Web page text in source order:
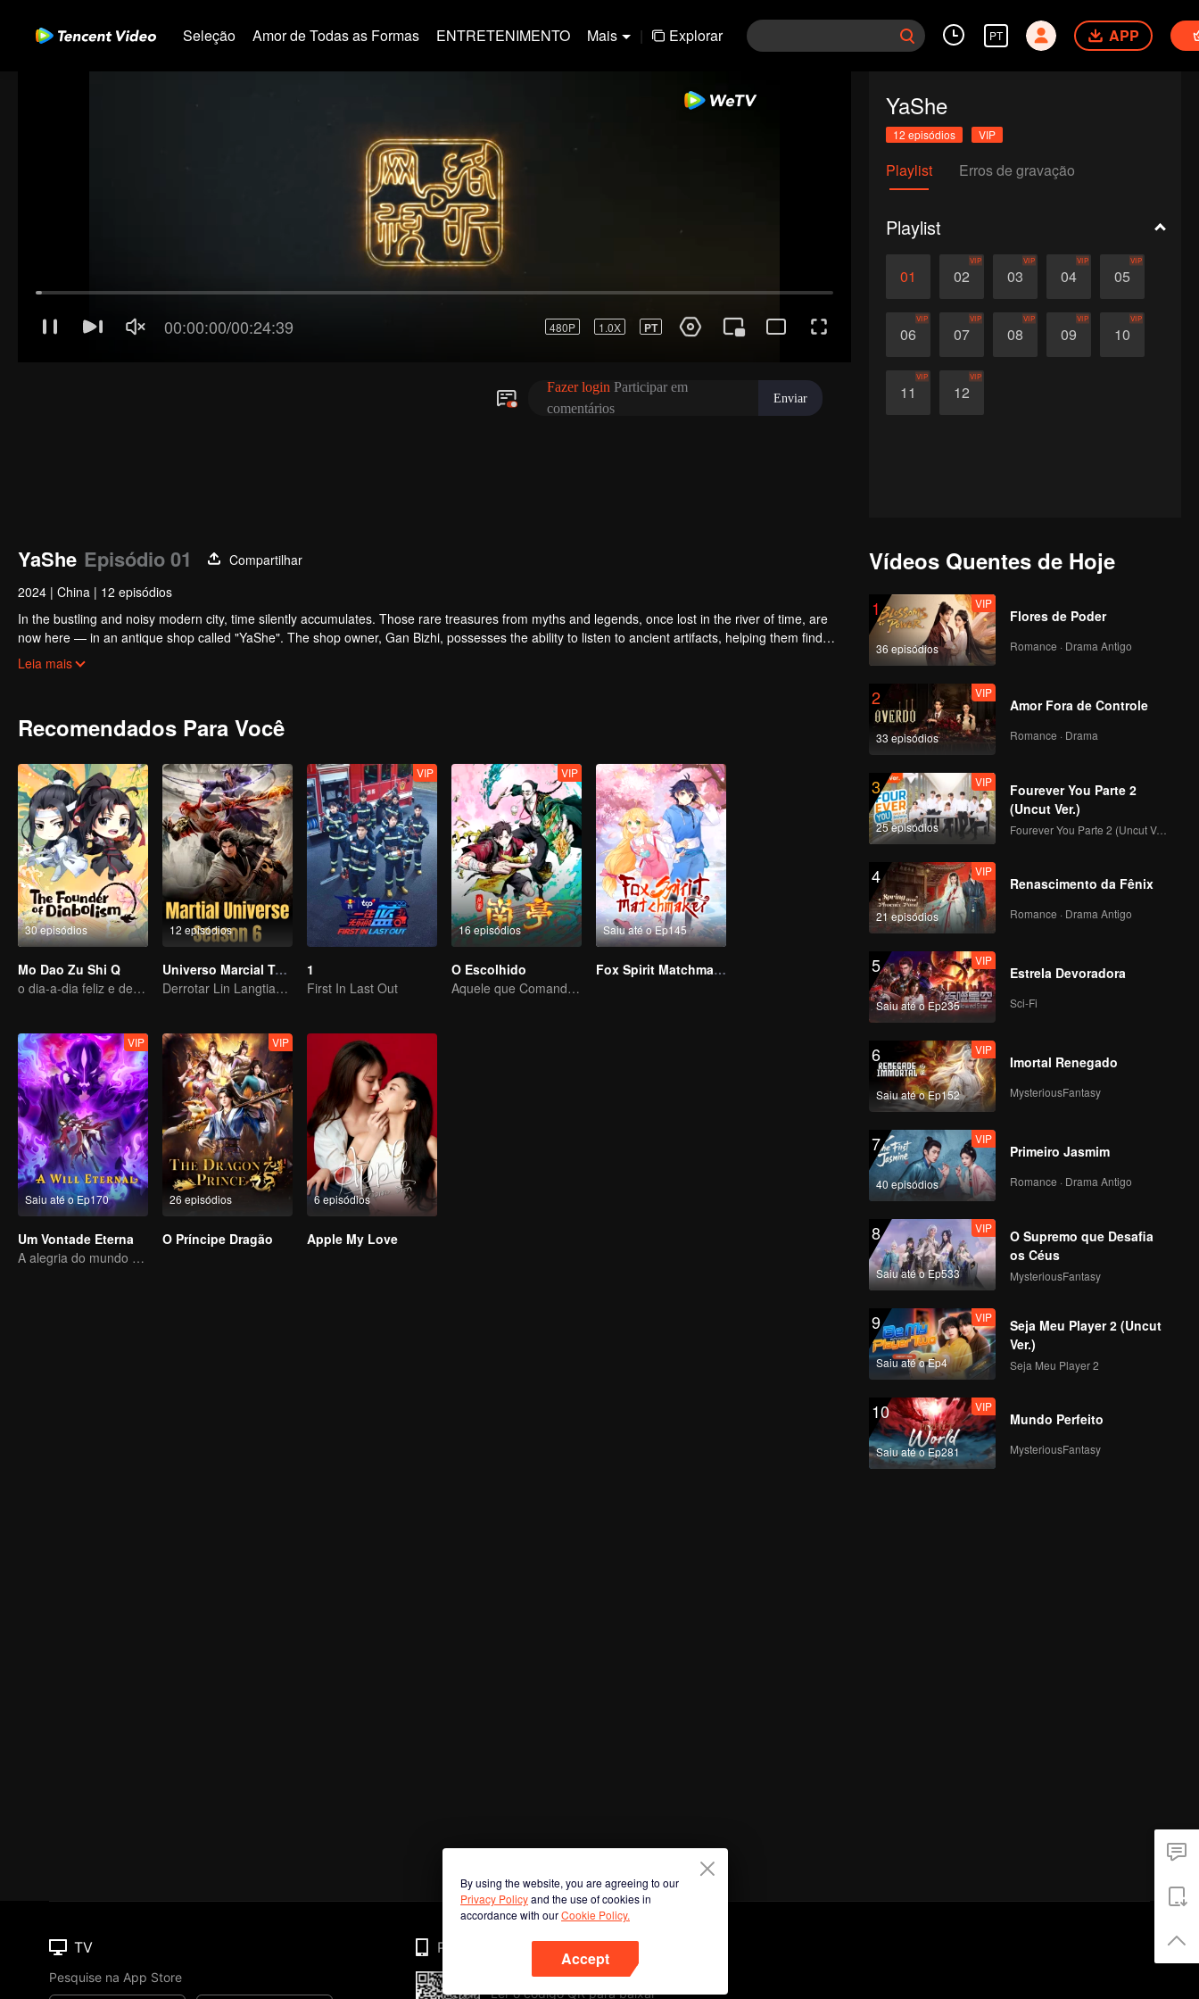
Seleção Amor de Todas as Formas ENTRETENIMENTO Mais | Explorar PT APP
YaShe
12 episódios VIP
Playlist Erros de gravação
Playlist
01 02
VIP
03
VIP
04
VIP
05
VIP
06
VIP
07
VIP
08
VIP
09
VIP
10
VIP
11
VIP
12
VIP
YaShe Episódio 01
Compartilhar
2024 | China | 12 episódios
In the bustling and noisy modern city, time silently accumulates. Those rare treasures from myths and legends, once lost in the river of time, are
now here — in an antique shop called "YaShe". The shop owner, Gan Bizhi, possesses the ability to listen to ancient artifacts, helping them find
their destined owners and fulfill their long-held wishes. He befriends a warm-hearted doctor, Su Beilu, and they become close friends. Only the
Leia mais
Recomendados Para Você
30 episódios
Mo Dao Zu Shi Q
o dia-a-dia feliz e descansado
12 episódios
Universo Marcial Temporada 6
Derrotar Lin Langtian, ascender ao campeonato.
VIP
1
First In Last Out
16 episódios
VIP
O Escolhido
Aquele que Comanda os Céus — Que Comece a Batalha!
Saiu até o Ep145
Fox Spirit Matchmaker
Saiu até o Ep170
VIP
Um Vontade Eterna
A alegria do mundo do cultivo da imortalidade está de volta!
26 episódios
VIP
O Príncipe Dragão
6 episódios
Apple My Love
Vídeos Quentes de Hoje
1
36 episódios
VIP
Flores de Poder
Romance · Drama Antigo
2
33 episódios
VIP
Amor Fora de Controle
Romance · Drama
3
25 episódios
VIP
Fourever You Parte 2
(Uncut Ver.)
Fourever You Parte 2 (Uncut Ver.)
4
21 episódios
VIP
Renascimento da Fênix
Romance · Drama Antigo
5
Saiu até o Ep235
VIP
Estrela Devoradora
Sci-Fi
6
Saiu até o Ep152
VIP
Imortal Renegado
MysteriousFantasy
7
40 episódios
VIP
Primeiro Jasmim
Romance · Drama Antigo
8
Saiu até o Ep533
VIP
O Supremo que Desafia
os Céus
MysteriousFantasy
9
Saiu até o Ep4
VIP
Seja Meu Player 2 (Uncut
Ver.)
Seja Meu Player 2
10
Saiu até o Ep281
VIP
Mundo Perfeito
MysteriousFantasy
By using the website, you are agreeing to our
Privacy Policyand the use of cookies in
accordance with ourCookie Policy.
Accept
TV
Pesquise na App Store
Phone
Ler o código QR para baixar